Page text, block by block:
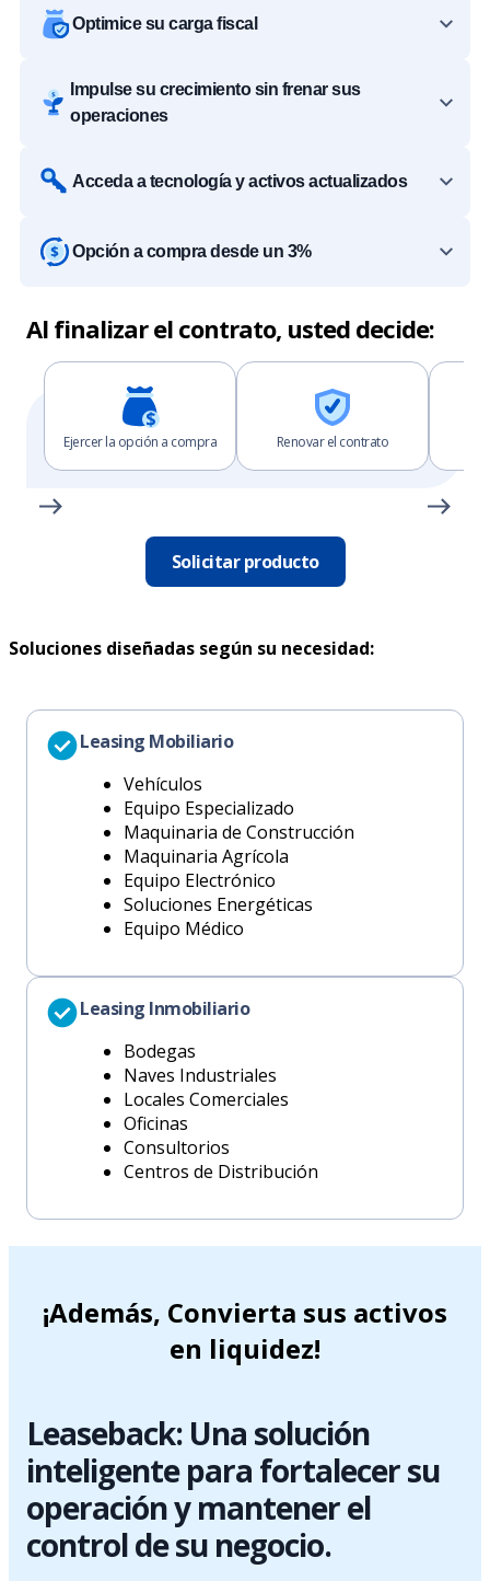
Optimice su carga fiscal
Impulse su crecimiento sin frenar sus
operaciones
Acceda a tecnología y activos actualizados
Opción a compra desde un 3%
Al finalizar el contrato, usted decide:
Ejercer la opción a compra Renovar el contrato
Solicitar producto
Soluciones diseñadas según su necesidad:
Leasing Mobiliario
Vehículos
Equipo Especializado
Maquinaria de Construcción
Maquinaria Agrícola
Equipo Electrónico
Soluciones Energéticas
Equipo Médico
Leasing Inmobiliario
Bodegas
Naves Industriales
Locales Comerciales
Oficinas
Consultorios
Centros de Distribución
¡Además, Convierta sus activos
en liquidez!
Leaseback: Una solución
inteligente para fortalecer su
operación y mantener el
control de su negocio.